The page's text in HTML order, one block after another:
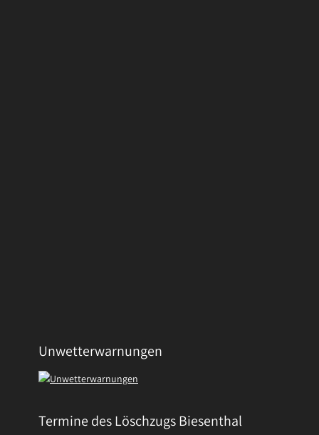
Unwetterwarnungen
Termine des Löschzugs Biesenthal